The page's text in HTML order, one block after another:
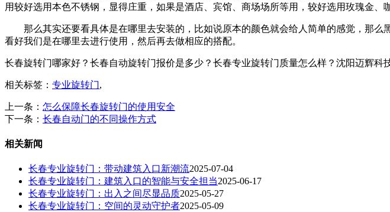
用较好选用本色不锈钢，显得庄重，如果是酒店、宾馆、商场场所等用，较好选用玫瑰金、
那么其实还要看具体是在哪里去安装的，比如说原本的颜色就会给人简单的感觉，那
看好我们是在哪里去进行使用，然后再去做相应的搭配。
长春旋转门哪家好？长春自动旋转门报价是多少？长春专业旋转门质量怎么样？沈阳迈辉
相关标签： 专业旋转门,
上一条： 怎么保障长春旋转门的使用安全
下一条： 长春自动门的不同操作方式
相关新闻
长春专业旋转门：带动建筑入口新潮流​2025-07-04
长春专业旋转门：建筑入口的智能与安全担当2025-06-17
长春专业旋转门：出入之间尽显品质2025-05-27
长春专业旋转门：空间的灵动守护者2025-05-09